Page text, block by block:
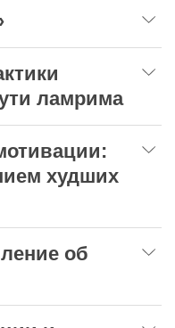
ламрима
худших
об